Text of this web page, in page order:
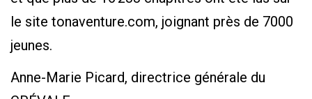
le site tonaventure.com, joignant près de 7000
jeunes.
Anne-Marie Picard, directrice générale du